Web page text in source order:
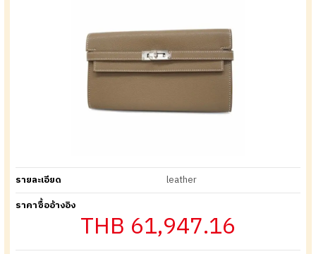
รายละเอียด
leather
ราคาซื้ออ้างอิง
THB 61,947.16